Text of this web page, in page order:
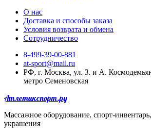
О нас
Доставка и способы заказа
Условия возврата и обмена
Сотрудничество
8-499-39-00-881
at-sport@mail.ru
РФ, г. Москва, ул. З. и А.
метро Семеновская
Атлетикспорт.ру
Массажное оборудование, спорт-
украшения